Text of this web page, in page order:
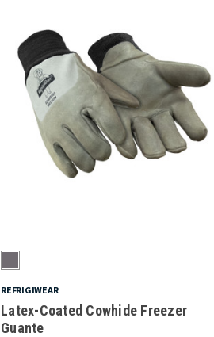
REFRIGIWEAR
Latex-Coated Cowhide Freezer
Guante